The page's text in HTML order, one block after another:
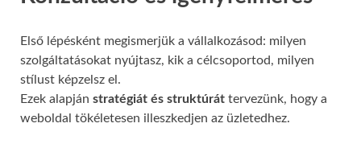
Első lépésként megismerjük a vállalkozásod: milyen
szolgáltatásokat nyújtasz, kik a célcsoportod, milyen
stílust képzelsz el.
Ezek alapján stratégiát és struktúrát tervezünk, hogy a
weboldal tökéletesen illeszkedjen az üzletedhez.